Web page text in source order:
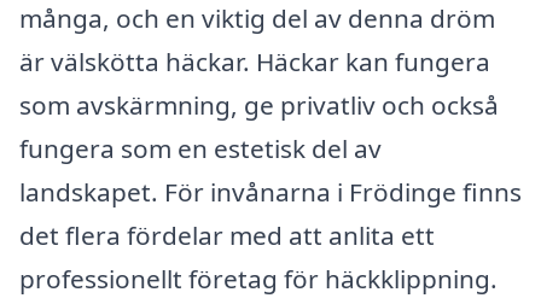
många, och en viktig del av denna dröm
är välskötta häckar. Häckar kan fungera
som avskärmning, ge privatliv och också
fungera som en estetisk del av
landskapet. För invånarna i Frödinge finns
det flera fördelar med att anlita ett
professionellt företag för häckklippning.